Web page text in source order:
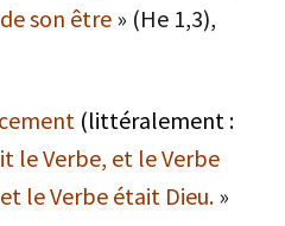
son être » (He 1,3),
(littéralement :
le Verbe, et le Verbe
le Verbe était Dieu. »